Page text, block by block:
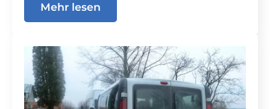
Mehr lesen